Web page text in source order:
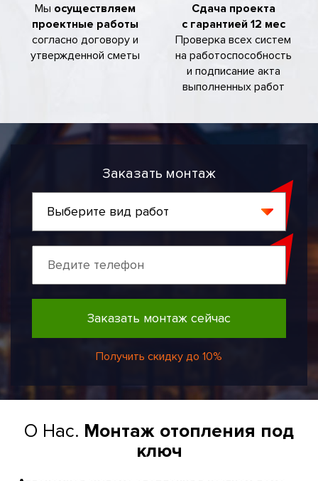
Мы осуществляем
проектные работы
согласно договору и
утвержденной сметы
Сдача проекта
с гарантией 12 мес
Проверка всех систем
на работоспособность
и подписание акта
выполненных работ
Заказать монтаж
Заказать монтаж сейчас
Получить скидку до 10%
О Нас. Монтаж отопления под
ключ